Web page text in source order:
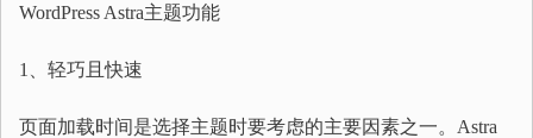
WordPress Astra主题功能
1、轻巧且快速
页面加载时间是选择主题时要考虑的主要因素之一。Astra